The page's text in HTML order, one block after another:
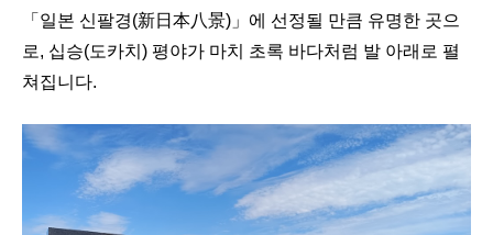
「일본 신팔경(新日本八景)」에 선정될 만큼 유명한 곳으
로, 십승(도카치) 평야가 마치 초록 바다처럼 발 아래로 펼
쳐집니다.